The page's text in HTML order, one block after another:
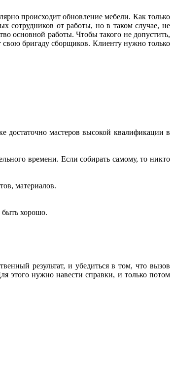
происходит обновление мебели. Как только
сотрудников от работы, но в таком случае, не
основной работы. Чтобы такого не допустить,
бригаду сборщиков. Клиенту нужно только
достаточно мастеров высокой квалификации в
времени. Если собирать самому, то никто
материалов.
быть хорошо.
результат, и убедиться в том, что вызов
этого нужно навести справки, и только потом